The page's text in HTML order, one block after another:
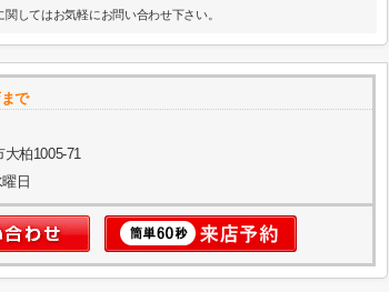
してはお気軽にお問い合わせ下さい。
で
柏1005-71
日